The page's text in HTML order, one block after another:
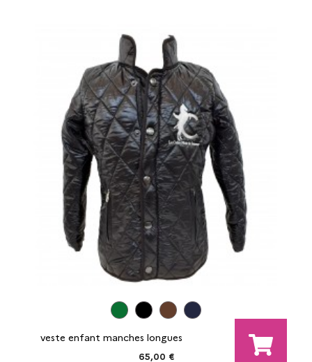
veste enfant manches longues
65,00 €